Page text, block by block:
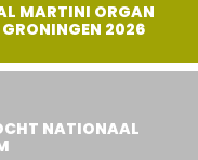
MARTINI ORGAN
2026
NATIONAAL